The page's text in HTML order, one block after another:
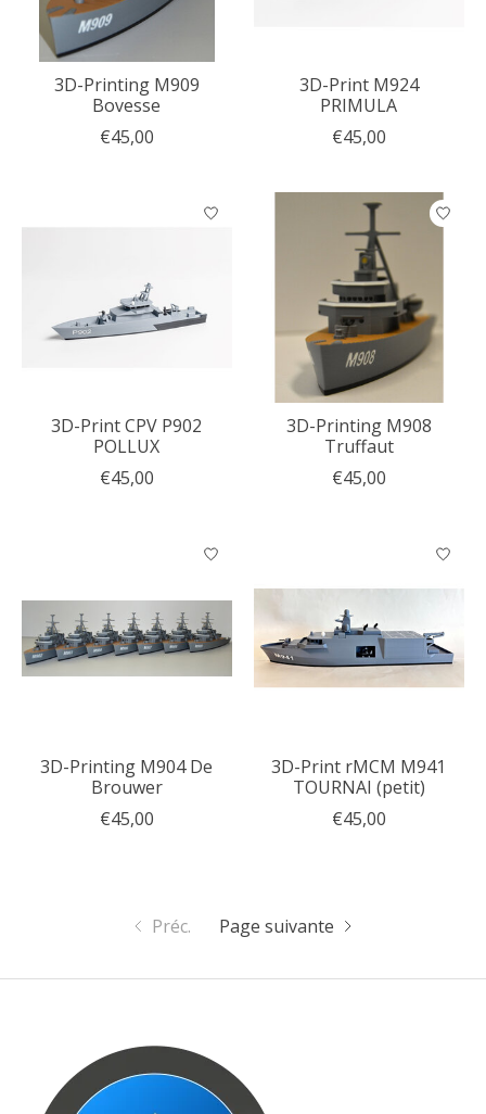
3D-Printing M909
Bovesse
€45,00
3D-Print M924
PRIMULA
€45,00
3D-Print CPV P902
POLLUX
€45,00
3D-Printing M908
Truffaut
€45,00
3D-Printing M904 De
Brouwer
€45,00
3D-Print rMCM M941
TOURNAI (petit)
€45,00
Préc. Page suivante